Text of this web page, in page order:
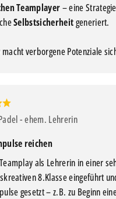
Teamplayer– eine
Selbstsicherheitgeneriert.
macht verborgene Potenziale
- ehem. Lehrerin
reichen
als Lehrerin in einer
8.Klasse eingeführt
gesetzt – z.B. zu Beginn